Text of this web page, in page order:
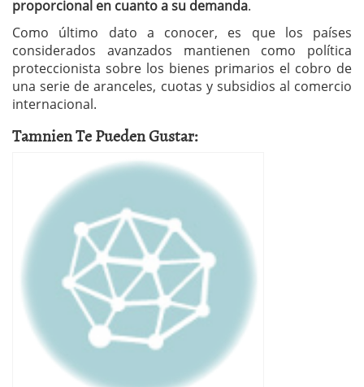
proporcional en cuanto a su demanda.
Como último dato a conocer, es que los países
considerados avanzados mantienen como política
proteccionista sobre los bienes primarios el cobro de
una serie de aranceles, cuotas y subsidios al comercio
internacional.
Tamnien Te Pueden Gustar: